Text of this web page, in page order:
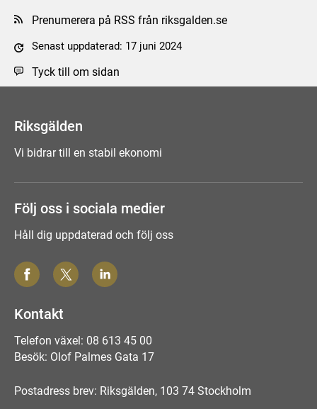
Prenumerera på RSS från riksgalden.se
Senast uppdaterad: 17 juni 2024
Tyck till om sidan
Riksgälden
Vi bidrar till en stabil ekonomi
Följ oss i sociala medier
Håll dig uppdaterad och följ oss
Kontakt
Telefon växel: 08 613 45 00
Besök: Olof Palmes Gata 17
Postadress brev: Riksgälden, 103 74 Stockholm